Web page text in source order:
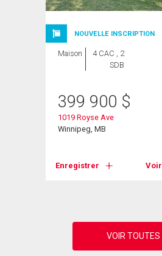
NOUVELLE INSCRIPTION
Maison
4 CAC , 2
SDB
399 900 $
1019 Royse Ave
Winnipeg, MB
Enregistrer Voir